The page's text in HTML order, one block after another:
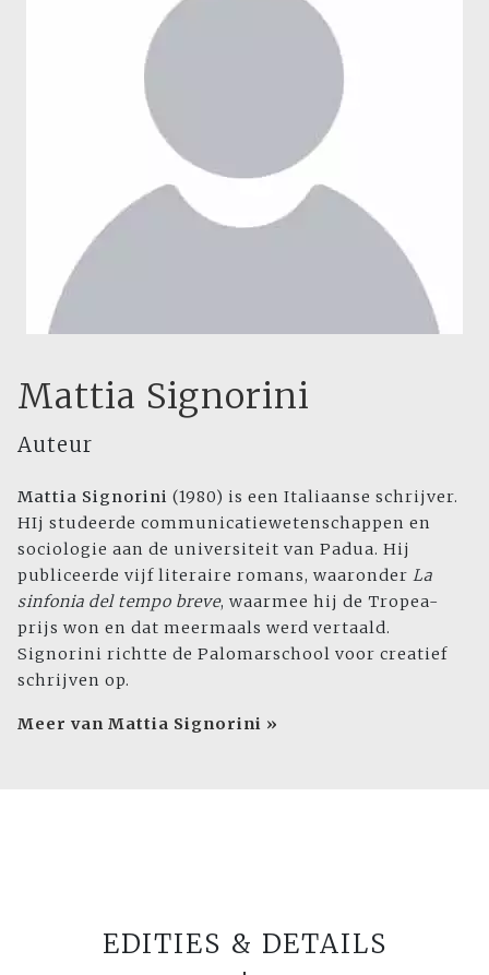
Mattia Signorini
Auteur
Mattia Signorini (1980) is een Italiaanse schrijver.
HIj studeerde communicatiewetenschappen en
sociologie aan de universiteit van Padua. Hij
publiceerde vijf literaire romans, waaronder La
sinfonia del tempo breve, waarmee hij de Tropea-
prijs won en dat meermaals werd vertaald.
Signorini richtte de Palomarschool voor creatief
schrijven op.
Meer van Mattia Signorini »
EDITIES & DETAILS